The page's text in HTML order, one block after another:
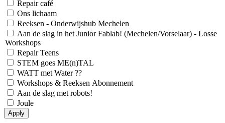
Repair café
Ons lichaam
Reeksen - Onderwijshub Mechelen
Aan de slag in het Junior Fablab! (Mechelen/Vorselaar) - Losse
Workshops
Repair Teens
STEM goes ME(n)TAL
WATT met Water ??
Workshops & Reeksen Abonnement
Aan de slag met robots!
Joule